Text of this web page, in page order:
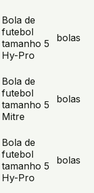
Bola de
futebol
tamanho 5
Hy-Pro
bolas
Bola de
futebol
tamanho 5
Mitre
bolas
Bola de
futebol
tamanho 5
Hy-Pro
bolas